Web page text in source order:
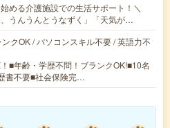
める介護施設での生活サポート！＼
、うんうんとうなずく」「天気が…
クOK / パソコンスキル不要 / 英語力不
■年齢・学歴不問！ブランクOK!■10名
書不要■社会保険完…